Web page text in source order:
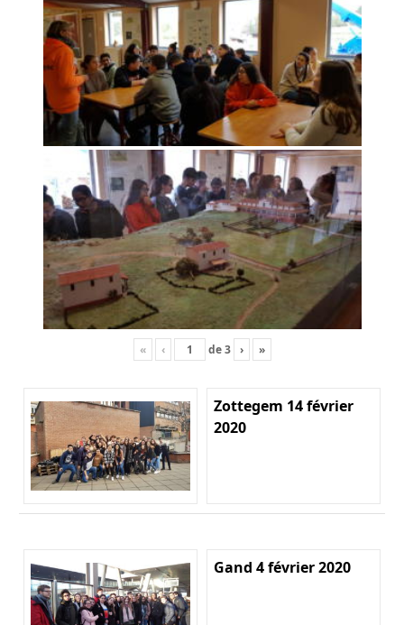
« ‹ de3 › »
Zottegem 14 février
2020
Gand 4 février 2020